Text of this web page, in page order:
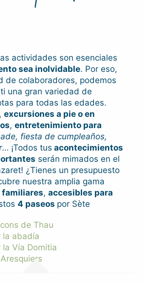
actividades son esenciales
sea inolvidable. Por eso,
de colaboradores, podemos
una gran variedad de
para todas las edades.
excursiones a pie o en
, entretenimiento para
fiesta de cumpleaños,
… ¡Todos tus acontecimientos
serán mimados en el
¿Tienes un presupuesto
nuestra amplia gama
, accesibles para
4 paseos por Sète
de Thau
la abadía
la Vía Domitia